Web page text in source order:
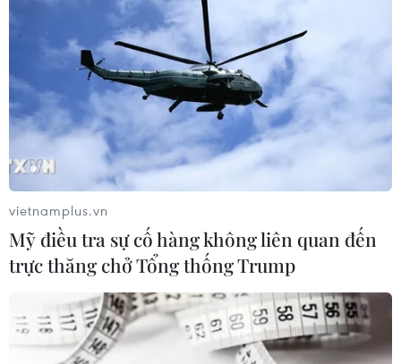
vietnamplus.vn
Mỹ điều tra sự cố hàng không liên quan đến
trực thăng chở Tổng thống Trump